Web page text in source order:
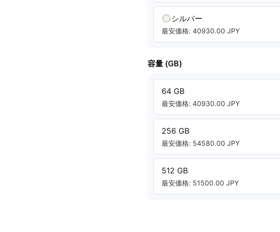
シルバー
最安価格: 40930.00 JPY
容量 (GB)
64 GB
最安価格: 40930.00 JPY
256 GB
最安価格: 54580.00 JPY
512 GB
最安価格: 51500.00 JPY